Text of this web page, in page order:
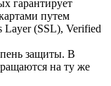
гарантирует
путем
Layer (SSL), Verified
защиты. В
на ту же